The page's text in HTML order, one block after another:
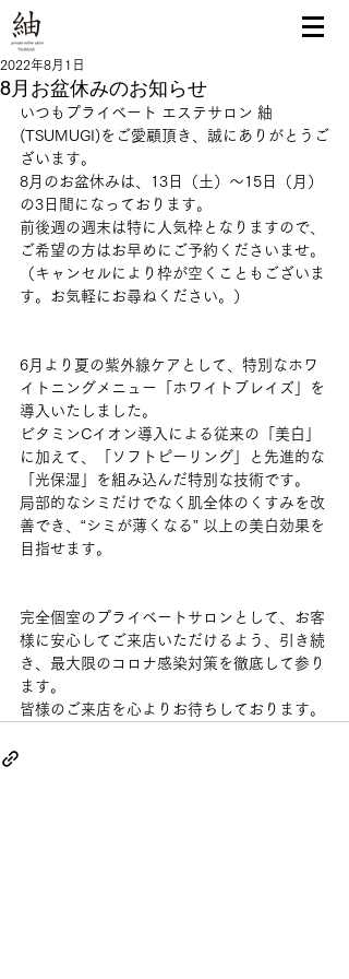
8月お盆休みのお知らせ
2022年8月1日
いつもプライベート エステサロン 紬
(TSUMUGI)をご愛顧頂き、誠にありがとうご
ざいます。
8月のお盆休みは、13日（土）～15日（月）
の3日間になっております。
前後週の週末は特に人気枠となりますので、
ご希望の方はお早めにご予約くださいませ。
（キャンセルにより枠が空くこともございま
す。お気軽にお尋ねください。）
6月より夏の紫外線ケアとして、特別なホワ
イトニングメニュー「ホワイトブレイズ」を
導入いたしました。
ビタミンCイオン導入による従来の「美白」
に加えて、「ソフトピーリング」と先進的な
「光保湿」を組み込んだ特別な技術です。
局部的なシミだけでなく肌全体のくすみを改
善でき、“シミが薄くなる” 以上の美白効果を
目指せます。
完全個室のプライベートサロンとして、お客
様に安心してご来店いただけるよう、引き続
き、最大限のコロナ感染対策を徹底して参り
ます。
皆様のご来店を心よりお待ちしております。